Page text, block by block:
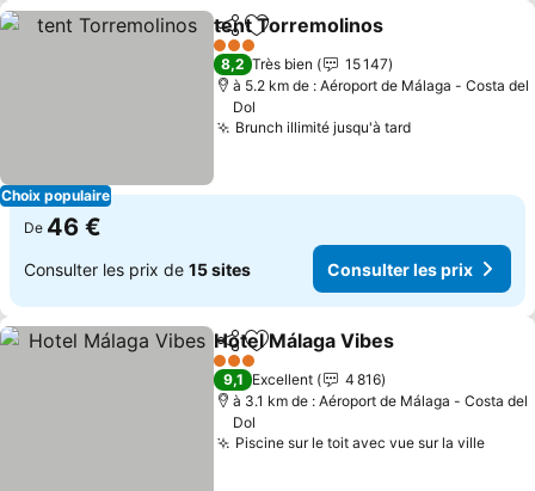
Choix populaire
PartagerAjouter à mes favoris
tent Torremolinos
3 Étoiles
8,2 Très bien
15 147
à 5.2 km de : Aéroport de Málaga - Costa del
Dol
Brunch illimité jusqu'à tard
De 46 €
Consulter les prix de 15 sites Consulter les prix
PartagerAjouter à mes favoris
Hotel Málaga Vibes
3 Étoiles
9,1 Excellent
4 816
à 3.1 km de : Aéroport de Málaga - Costa del
Dol
Piscine sur le toit avec vue sur la ville